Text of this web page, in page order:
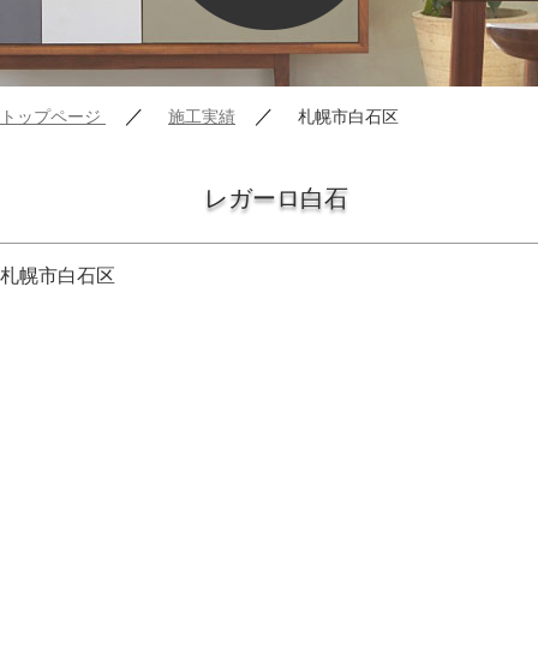
トップページ ／ 施工実績 ／ 札幌市白石区
レガーロ白石
札幌市白石区